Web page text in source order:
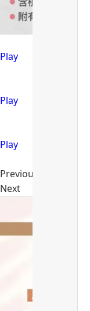
Play
Play
Play
Previous
Next